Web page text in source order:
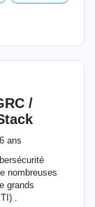
/
ans
nombreuses
grands
.